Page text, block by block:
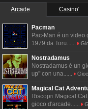
Arcade Casino'
Pacman
Pac-Man é un video
1979 da Toru......
Nostradamus
Nostradamus è un
up" con una......
Magical Cat
Riscopri Magical
gioco d'arcade......